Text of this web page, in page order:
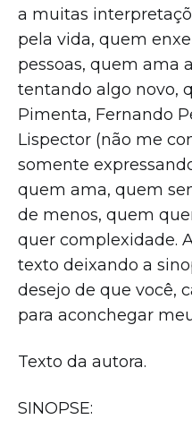
a muitas
pela vida, quem
pessoas, quem ama
tentando algo novo,
Pimenta, Fernando
Lispector (não me
somente
quem ama, quem
de menos, quem
quer complexidade.
texto deixando a
desejo de que você,
para aconchegar
Texto da autora.
SINOPSE: